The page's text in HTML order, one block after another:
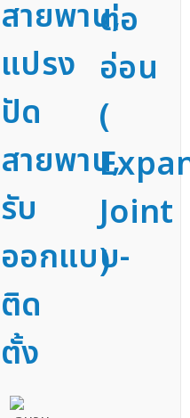
สายพาน,
แปรง
ปัด
สายพาน,
รับ
ออกแบบ-
ติด
ตั้ง
ต่อ
อ่อน
(
Joint
)